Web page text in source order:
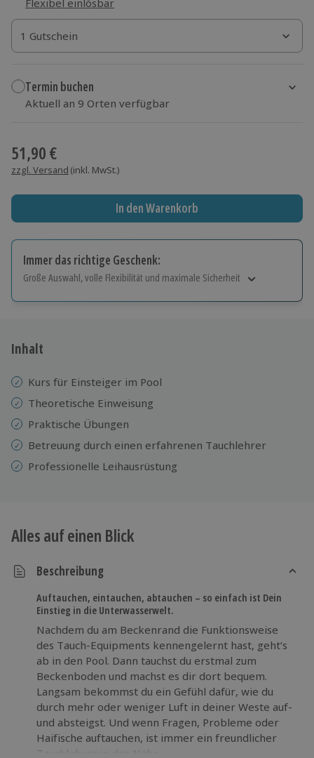
1 Gutschein
1 Gutschein
1 Gutschein
Termin buchen
Aktuell an 9 Orten verfügbar
51,90 €
zzgl. Versand (inkl. MwSt.)
In den Warenkorb
Immer das richtige Geschenk:
Große Auswahl, volle Flexibilität und maximale Sicherheit
Jeder Gutschein für alle Erlebnisse einlösbar.
Inhalt
Kurs für Einsteiger im Pool
Theoretische Einweisung
Praktische Übungen
Betreuung durch einen erfahrenen Tauchlehrer
Professionelle Leihausrüstung
Alles auf einen Blick
Beschreibung
Auftauchen, eintauchen, abtauchen – so einfach ist Dein
Einstieg in die Unterwasserwelt.
Nachdem du am Beckenrand die Funktionsweise
des Tauch-Equipments kennengelernt hast, geht’s
ab in den Pool. Dann tauchst du erstmal zum
Beckenboden und machst es dir dort bequem.
Langsam bekommst du ein Gefühl dafür, wie du
durch mehr oder weniger Luft in deiner Weste auf-
und absteigst. Und wenn Fragen, Probleme oder
Haifische auftauchen, ist immer ein freundlicher
Tauchlehrer in der Nähe.